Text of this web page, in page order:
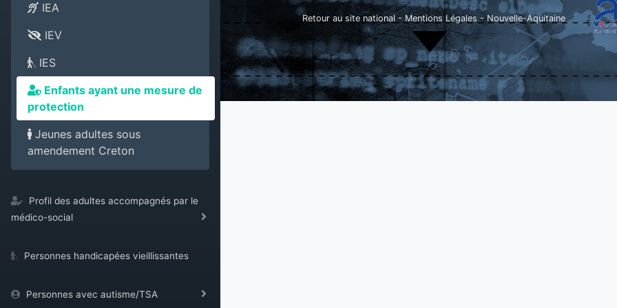
IEA
IEV
IES
Enfants ayant une mesure de
protection
Jeunes adultes sous
amendement Creton
Profil des adultes accompagnés par le
médico-social
Personnes handicapées vieillissantes
Personnes avec autisme/TSA
Retour au site national - Mentions Légales - Nouvelle-Aquitaine